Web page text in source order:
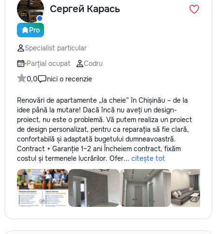
Pro
Сергей Карась
Specialist particular
Parțial ocupat
Codru
0,0
nici o recenzie
Renovări de apartamente „la cheie” în Chișinău – de la
idee până la mutare! Dacă încă nu aveți un design-
proiect, nu este o problemă. Vă putem realiza un proiect
de design personalizat, pentru ca reparația să fie clară,
confortabilă și adaptată bugetului dumneavoastră.
Contract + Garanție 1–2 ani Încheiem contract, fixăm
costul și termenele lucrărilor. Ofer... citește tot